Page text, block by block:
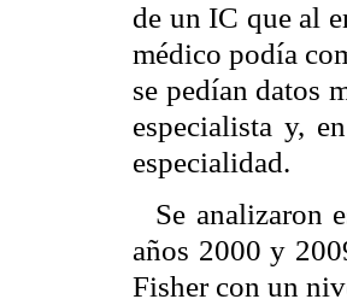
de un IC que al
médico podía
se pedían datos
especialista y,
especialidad.
Se analizaron
años 2000 y
Fisher con un